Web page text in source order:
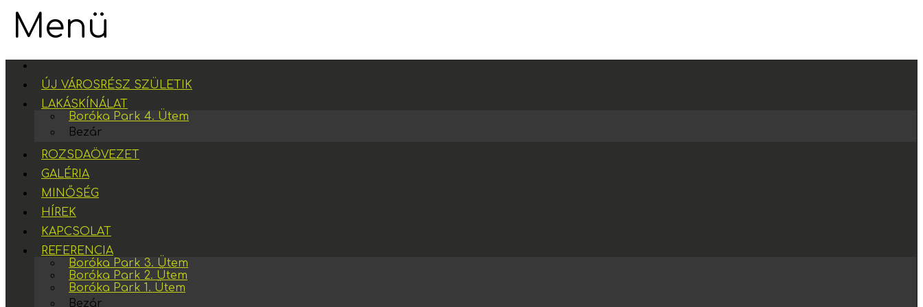
Menü
ÚJ VÁROSRÉSZ SZÜLETIK
LAKÁSKÍNÁLAT
Boróka Park 4. Ütem
Bezár
ROZSDAÖVEZET
GALÉRIA
MINŐSÉG
HÍREK
KAPCSOLAT
REFERENCIA
Boróka Park 3. Ütem
Boróka Park 2. Ütem
Boróka Park 1. Ütem
Bezár